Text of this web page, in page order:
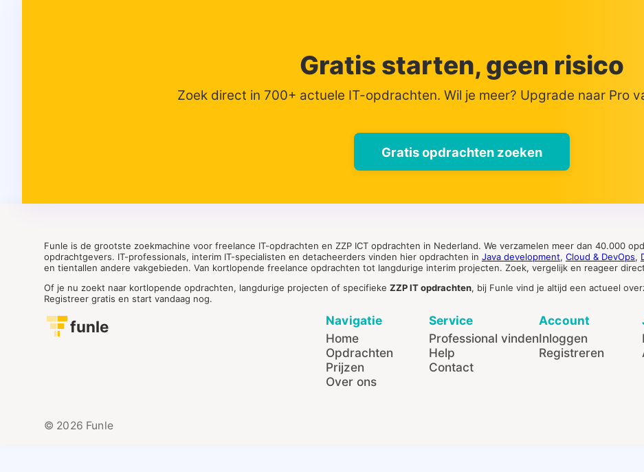
Gratis starten, geen risico
Zoek direct in 700+ actuele IT-opdrachten. Wil je meer? Upgrade naar Pro
Gratis opdrachten zoeken
Funle is de grootste zoekmachine voor freelance IT-opdrachten en ZZP ICT opdrachten in Nederland. We verzamelen meer dan 40.000
opdrachtgevers. IT-professionals, interim IT-specialisten en detacheerders vinden hier opdrachten in Java development, Cloud & DevOps,
en tientallen andere vakgebieden. Van kortlopende freelance opdrachten tot langdurige interim projecten. Zoek, vergelijk en reageer
Of je nu zoekt naar kortlopende opdrachten, langdurige projecten of specifieke ZZP IT opdrachten, bij Funle vind je altijd een actueel
Registreer gratis en start vandaag nog.
funle
Navigatie
Home
Opdrachten
Prijzen
Over ons
Service
Professional vinden
Help
Contact
Account
Inloggen
Registreren
© 2026 Funle